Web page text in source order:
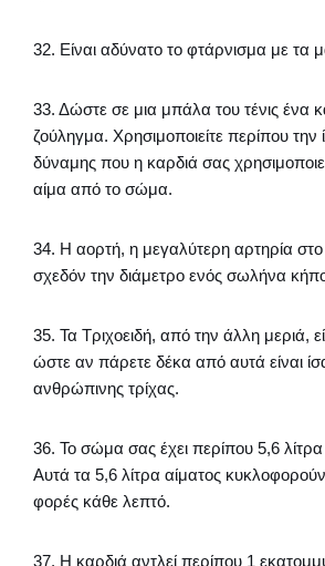
32. Είναι αδύνατο το φτάρνισμα με τα
33. Δώστε σε μια μπάλα του τένις ένα
ζούληγμα. Χρησιμοποιείτε περίπου την
δύναμης που η καρδιά σας
αίμα από το σώμα.
34. Η αορτή, η μεγαλύτερη αρτηρία
σχεδόν την διάμετρο ενός σωλήνα
35. Τα Τριχοειδή, από την άλλη μεριά,
ώστε αν πάρετε δέκα από αυτά είναι
ανθρώπινης τρίχας.
36. Το σώμα σας έχει περίπου 5,6 λίτρα
Αυτά τα 5,6 λίτρα αίματος
φορές κάθε λεπτό.
37. Η καρδιά αντλεί περίπου 1